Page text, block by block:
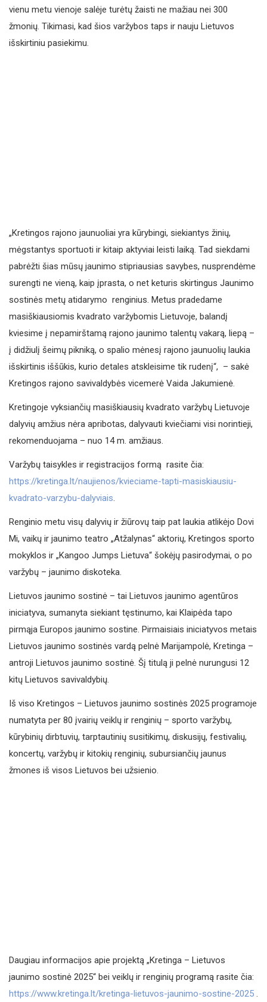
vienu metu vienoje salėje turėtų žaisti ne mažiau nei 300
žmonių. Tikimasi, kad šios varžybos taps ir nauju Lietuvos
išskirtiniu pasiekimu.
„Kretingos rajono jaunuoliai yra kūrybingi, siekiantys žinių,
mėgstantys sportuoti ir kitaip aktyviai leisti laiką. Tad siekdami
pabrėžti šias mūsų jaunimo stipriausias savybes, nusprendėme
surengti ne vieną, kaip įprasta, o net keturis skirtingus Jaunimo
sostinės metų atidarymo renginius. Metus pradedame
masiškiausiomis kvadrato varžybomis Lietuvoje, balandį
kviesime į nepamirštamą rajono jaunimo talentų vakarą, liepą –
į didžiulį šeimų pikniką, o spalio mėnesį rajono jaunuolių laukia
išskirtinis iššūkis, kurio detales atskleisime tik rudenį“, – sakė
Kretingos rajono savivaldybės vicemerė Vaida Jakumienė.
Kretingoje vyksiančių masiškiausių kvadrato varžybų Lietuvoje
dalyvių amžius nėra apribotas, dalyvauti kviečiami visi norintieji,
rekomenduojama – nuo 14 m. amžiaus.
Varžybų taisykles ir registracijos formą rasite čia:
https://kretinga.lt/naujienos/kvieciame-tapti-masiskiausiu-
kvadrato-varzybu-dalyviais.
Renginio metu visų dalyvių ir žiūrovų taip pat laukia atlikėjo Dovi
Mi, vaikų ir jaunimo teatro „Atžalynas“ aktorių, Kretingos sporto
mokyklos ir „Kangoo Jumps Lietuva“ šokėjų pasirodymai, o po
varžybų – jaunimo diskoteka.
Lietuvos jaunimo sostinė – tai Lietuvos jaunimo agentūros
iniciatyva, sumanyta siekiant tęstinumo, kai Klaipėda tapo
pirmąja Europos jaunimo sostine. Pirmaisiais iniciatyvos metais
Lietuvos jaunimo sostinės vardą pelnė Marijampolė, Kretinga –
antroji Lietuvos jaunimo sostinė. Šį titulą ji pelnė nurungusi 12
kitų Lietuvos savivaldybių.
Iš viso Kretingos – Lietuvos jaunimo sostinės 2025 programoje
numatyta per 80 įvairių veiklų ir renginių – sporto varžybų,
kūrybinių dirbtuvių, tarptautinių susitikimų, diskusijų, festivalių,
koncertų, varžybų ir kitokių renginių, subursiančių jaunus
žmones iš visos Lietuvos bei užsienio.
Daugiau informacijos apie projektą „Kretinga – Lietuvos
jaunimo sostinė 2025“ bei veiklų ir renginių programą rasite čia:
https://www.kretinga.lt/kretinga-lietuvos-jaunimo-sostine-2025 .